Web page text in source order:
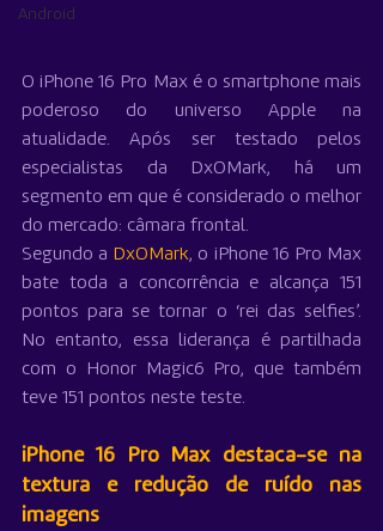
Android
O iPhone 16 Pro Max é o smartphone mais
poderoso do universo Apple na
atualidade. Após ser testado pelos
especialistas da DxOMark, há um
segmento em que é considerado o melhor
do mercado: câmara frontal.
Segundo a DxOMark, o iPhone 16 Pro Max
bate toda a concorrência e alcança 151
pontos para se tornar o ‘rei das selfies’.
No entanto, essa liderança é partilhada
com o Honor Magic6 Pro, que também
teve 151 pontos neste teste.
iPhone 16 Pro Max destaca-se na
textura e redução de ruído nas
imagens